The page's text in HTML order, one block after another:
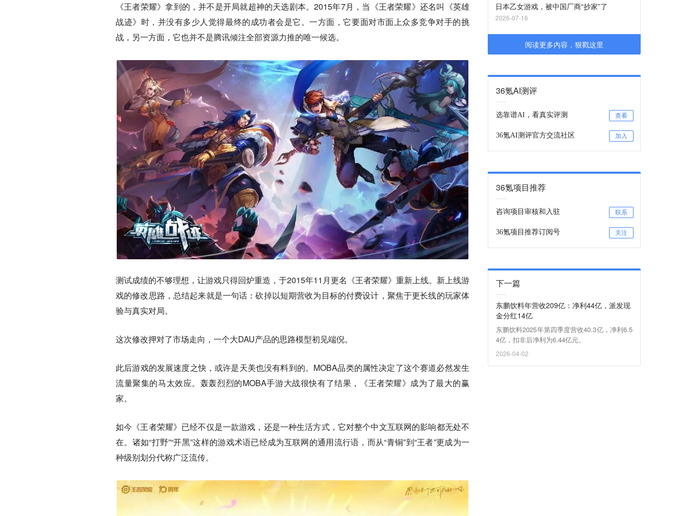
《王者荣耀》拿到的，并不是开局就超神的天选剧本。2015年7月，当《王者荣耀》还名叫《英雄
战迹》时，并没有多少人觉得最终的成功者会是它。一方面，它要面对市面上众多竞争对手的挑
战，另一方面，它也并不是腾讯倾注全部资源力推的唯一候选。
测试成绩的不够理想，让游戏只得回炉重造，于2015年11月更名《王者荣耀》重新上线。新上线游
戏的修改思路，总结起来就是一句话：砍掉以短期营收为目标的付费设计，聚焦于更长线的玩家体
验与真实对局。
这次修改押对了市场走向，一个大DAU产品的思路模型初见端倪。
此后游戏的发展速度之快，或许是天美也没有料到的。MOBA品类的属性决定了这个赛道必然发生
流量聚集的马太效应。轰轰烈烈的MOBA手游大战很快有了结果，《王者荣耀》成为了最大的赢
家。
如今《王者荣耀》已经不仅是一款游戏，还是一种生活方式，它对整个中文互联网的影响都无处不
在。诸如“打野”“开黑”这样的游戏术语已经成为互联网的通用流行语，而从“青铜”到“王者”更成为一
种级别划分代称广泛流传。
日本乙女游戏，被中国厂商“抄家”了
2026-07-16
阅读更多内容，狠戳这里
36氪AI测评
选靠谱AI，看真实评测 查看
36氪AI测评官方交流社区 加入
36氪项目推荐
咨询项目审核和入驻 联系
36氪项目推荐订阅号 关注
下一篇
东鹏饮料年营收209亿：净利44亿，派发现
金分红14亿
东鹏饮料2025年第四季度营收40.3亿，净利6.5
4亿，扣非后净利为6.44亿元。
2026-04-02